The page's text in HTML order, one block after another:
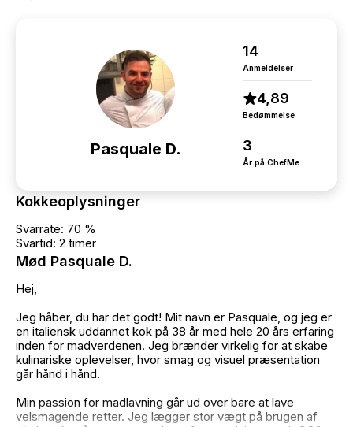
Pasquale D.
14
Anmeldelser
4,89
Bedømmelse
3
År på ChefMe
Kokkeoplysninger
Svarrate: 70 %
Svartid: 2 timer
Mød Pasquale D.
Hej,
Jeg håber, du har det godt! Mit navn er Pasquale, og jeg er
en italiensk uddannet kok på 38 år med hele 20 års erfaring
inden for madverdenen. Jeg brænder virkelig for at skabe
kulinariske oplevelser, hvor smag og visuel præsentation
går hånd i hånd.
Min passion for madlavning går ud over bare at lave
velsmagende retter. Jeg lægger stor vægt på brugen af